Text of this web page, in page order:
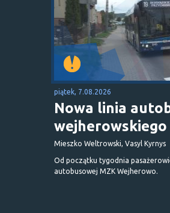
piątek, 7.08.2026
Nowa linia
wejherowskiego
Mieszko Weltrowski, Vasyl Kyrnys
Od początku tygodnia
autobusowej MZK Wejherowo.